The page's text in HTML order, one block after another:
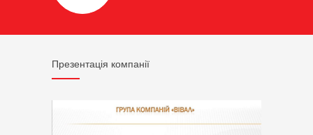
Презентація компанії